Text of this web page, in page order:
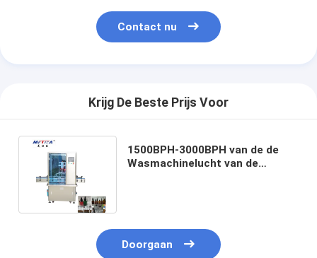
Contact nu
Krijg De Beste Prijs Voor
1500BPH-3000BPH van de de
Wasmachinelucht van de
Doorgaan